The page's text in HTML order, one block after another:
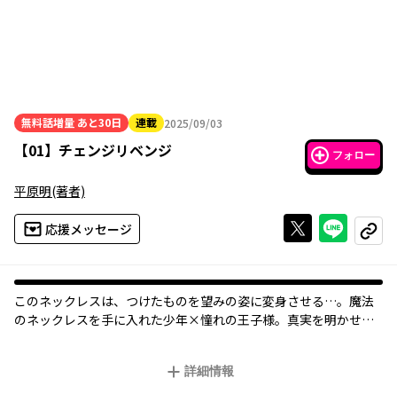
無料話増量 あと30日 連載 2025/09/03
2025年09月03日
【01】 チェンジリベンジ フォロー
平原明(著者)
応援メッセージ Xで投稿する
ライン
コピー
このネックレスは、つけたものを望みの姿に変身させる…。魔法
のネックレスを手に入れた少年×憧れの王子様。真実を明かせな
詳細情報